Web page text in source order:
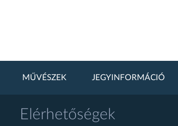
MŰVÉSZEK JEGYINFORMÁCIÓ
Elérhetőségek